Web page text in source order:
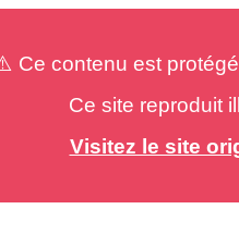
Ce contenu est
Ce site reproduit
Visitez le site